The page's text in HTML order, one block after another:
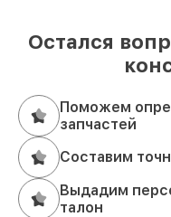
Остался
Поможем
запчастей
Составим
Выдадим
талон